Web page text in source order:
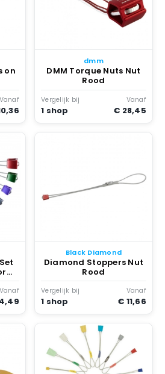
on
Vanaf
dmm
DMM Torque Nuts Nut
Rood
Vergelijk bij
1 shop
Vanaf
€ 28,45
Vanaf
Black Diamond
Diamond Stoppers Nut
Rood
Vergelijk bij
1 shop
Vanaf
€ 11,66